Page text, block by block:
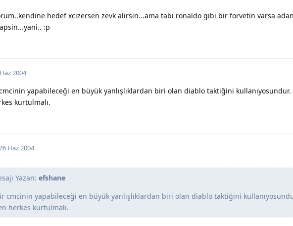
hedef xcizersen zevk alirsin...ama tabi ronaldo gibi bir forvetin varsa
:p
2004
yapabileceği en büyük yanlışlıklardan biri olan diablo taktiğini kullanıyosundur.
kurtulmalı.
Haz 2004
Yazan: efshane
cmcinin yapabileceği en büyük yanlışlıklardan biri olan diablo taktiğini
herkes kurtulmalı.